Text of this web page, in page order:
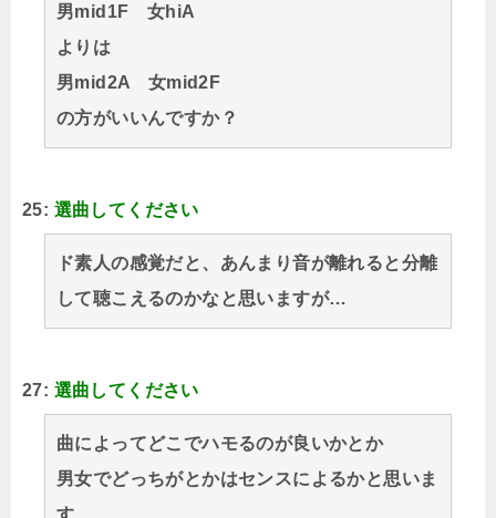
男mid1F 女hiA
よりは
男mid2A 女mid2F
の方がいいんですか？
25: 選曲してください
ド素人の感覚だと、あんまり音が離れると分離
して聴こえるのかなと思いますが…
27: 選曲してください
曲によってどこでハモるのが良いかとか
男女でどっちがとかはセンスによるかと思いま
す